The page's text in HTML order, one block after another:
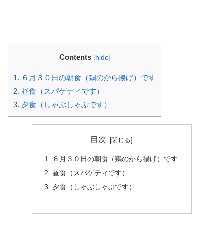
Contents [hide]
1. ６月３０日の朝食（鶏のから揚げ）です
2. 昼食（スパゲティです）
3. 夕食（しゃぶしゃぶです）
目次
６月３０日の朝食（鶏のから揚げ）です
昼食（スパゲティです）
夕食（しゃぶしゃぶです）